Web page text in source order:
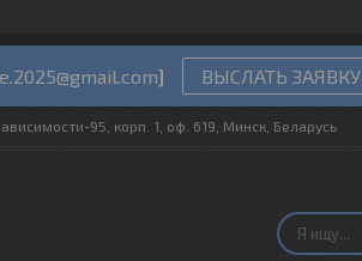
] ВЫСЛАТЬ ЗАЯВКУ
95, корп. 1, оф. 619, Минск, Беларусь